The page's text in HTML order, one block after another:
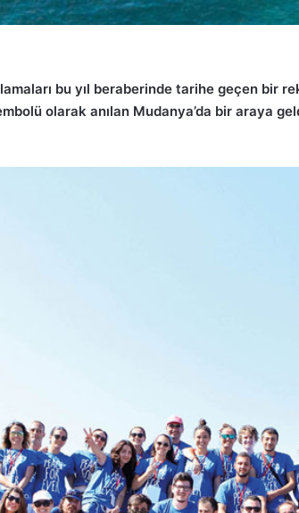
bu yıl beraberinde tarihe geçen bir
olarak anılan Mudanya’da bir araya